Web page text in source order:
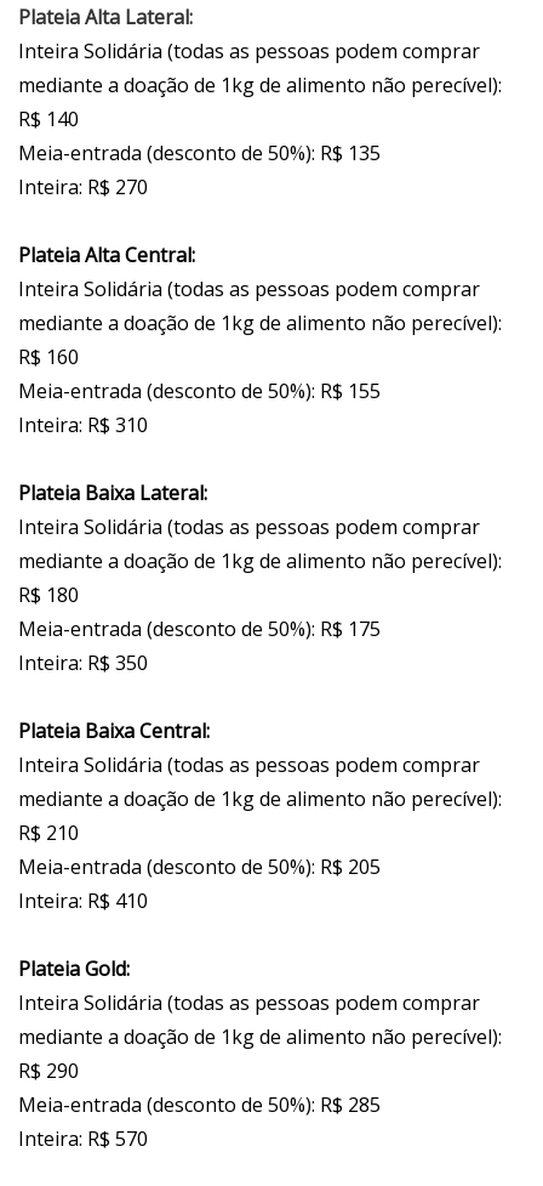
Plateia Alta Lateral:
Inteira Solidária (todas as pessoas podem comprar
mediante a doação de 1kg de alimento não perecível):
R$ 140
Meia-entrada (desconto de 50%): R$ 135
Inteira: R$ 270
Plateia Alta Central:
Inteira Solidária (todas as pessoas podem comprar
mediante a doação de 1kg de alimento não perecível):
R$ 160
Meia-entrada (desconto de 50%): R$ 155
Inteira: R$ 310
Plateia Baixa Lateral:
Inteira Solidária (todas as pessoas podem comprar
mediante a doação de 1kg de alimento não perecível):
R$ 180
Meia-entrada (desconto de 50%): R$ 175
Inteira: R$ 350
Plateia Baixa Central:
Inteira Solidária (todas as pessoas podem comprar
mediante a doação de 1kg de alimento não perecível):
R$ 210
Meia-entrada (desconto de 50%): R$ 205
Inteira: R$ 410
Plateia Gold:
Inteira Solidária (todas as pessoas podem comprar
mediante a doação de 1kg de alimento não perecível):
R$ 290
Meia-entrada (desconto de 50%): R$ 285
Inteira: R$ 570